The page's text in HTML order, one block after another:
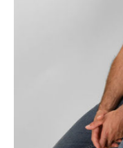
Goodies
Planche
Tablier
Autour du